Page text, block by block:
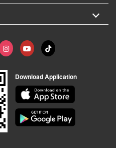
Download Application